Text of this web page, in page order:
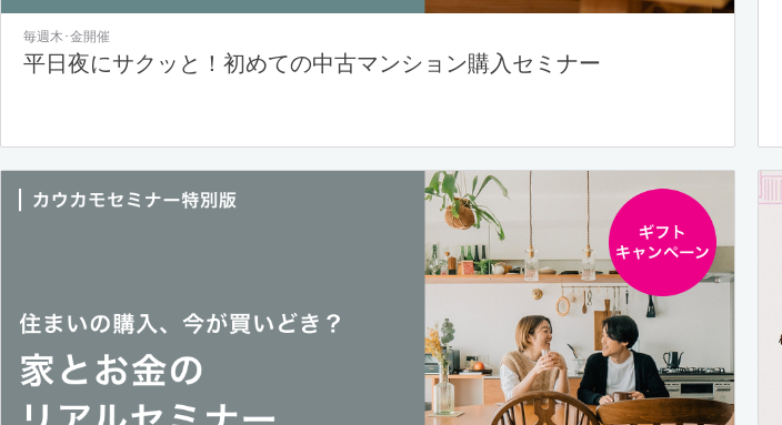
毎週木･金開催
平日夜にサクッと！初めての中古マンション購入セミナー